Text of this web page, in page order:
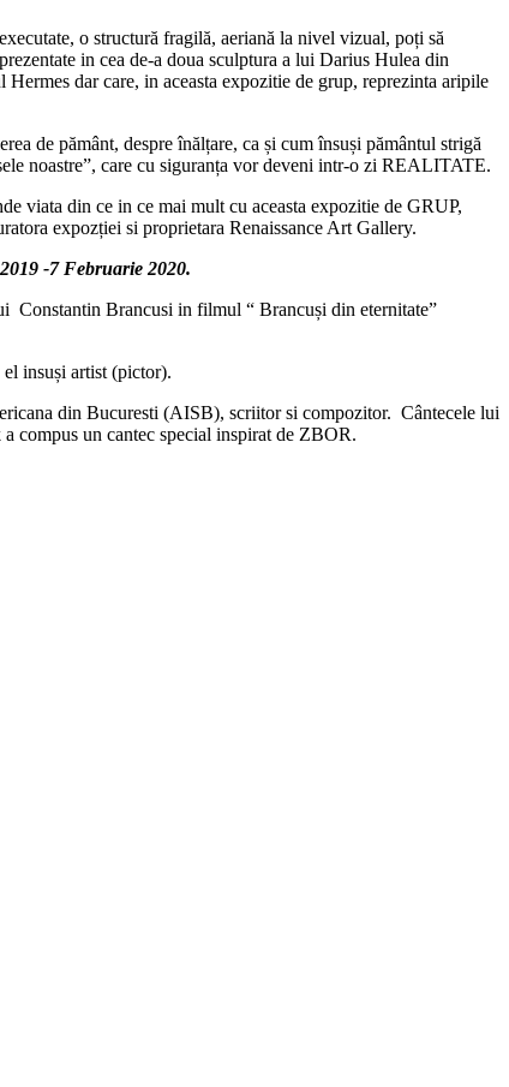
o structură fragilă, aeriană la nivel vizual, poți să
in cea de-a doua sculptura a lui Darius Hulea din
dar care, in aceasta expozitie de grup, reprezinta aripile
de pământ, despre înălțare, ca și cum însuși pământul strigă
noastre”, care cu siguranța vor deveni intr-o zi REALITATE.
viata din ce in ce mai mult cu aceasta expozitie de GRUP,
expozției si proprietara Renaissance Art Gallery.
-7 Februarie 2020.
Constantin Brancusi in filmul “ Brancuși din eternitate”
insuși artist (pictor).
din Bucuresti (AISB), scriitor si compozitor. Cântecele lui
compus un cantec special inspirat de ZBOR.